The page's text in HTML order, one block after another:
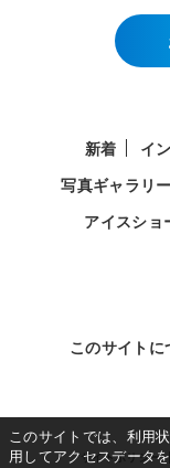
新着 イ
写真ギャラリー
アイスショ
このサイトに
サイトポリシー
このサイトでは、利用
用してアクセスデータ